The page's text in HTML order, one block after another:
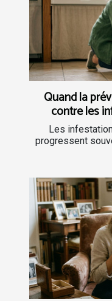
Quand la
contre les
Les
progressent